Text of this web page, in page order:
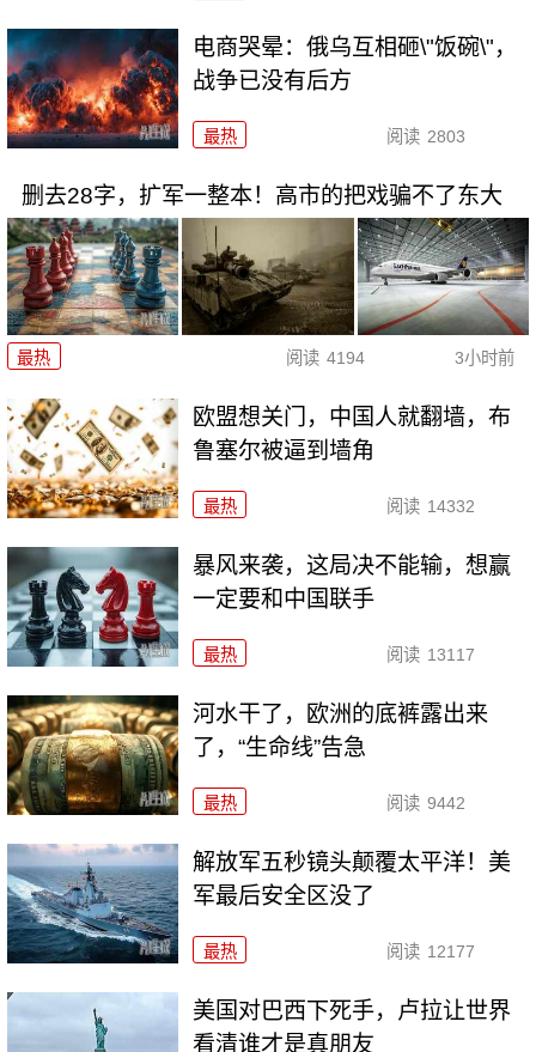
电商哭晕：俄乌互相砸\"饭碗\"，
战争已没有后方
最热 阅读 2803
删去28字，扩军一整本！高市的把戏骗不了东大
最热 阅读 4194 3小时前
欧盟想关门，中国人就翻墙，布
鲁塞尔被逼到墙角
最热 阅读 14332
暴风来袭，这局决不能输，想赢
一定要和中国联手
最热 阅读 13117
河水干了，欧洲的底裤露出来
了，“生命线”告急
最热 阅读 9442
解放军五秒镜头颠覆太平洋！美
军最后安全区没了
最热 阅读 12177
美国对巴西下死手，卢拉让世界
看清谁才是真朋友